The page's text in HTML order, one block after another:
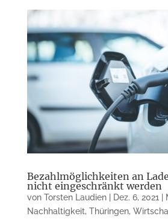
Bezahlmöglichkeiten an
nicht eingeschränkt werden
von Torsten Laudien| Dez. 6, 2021
Nachhaltigkeit, Thüringen,